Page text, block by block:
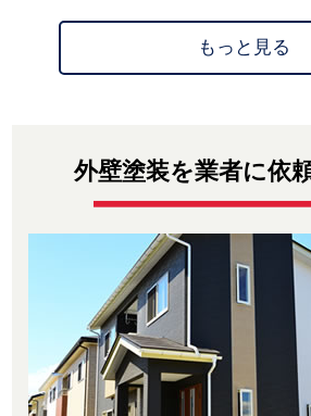
もっと見る
外壁塗装を業者に依